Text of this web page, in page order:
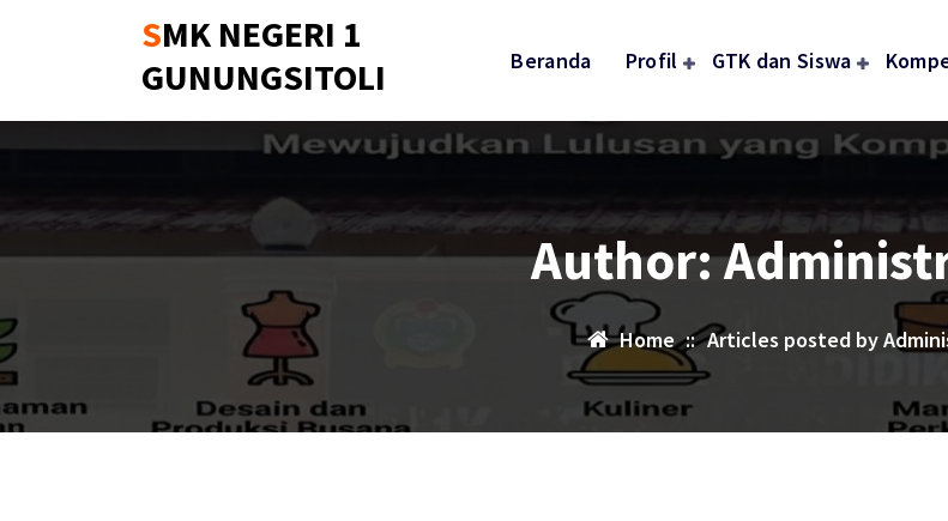
SMK NEGERI 1
GUNUNGSITOLI
Beranda Profil GTK dan Siswa
Author:
Home :: Articles posted by